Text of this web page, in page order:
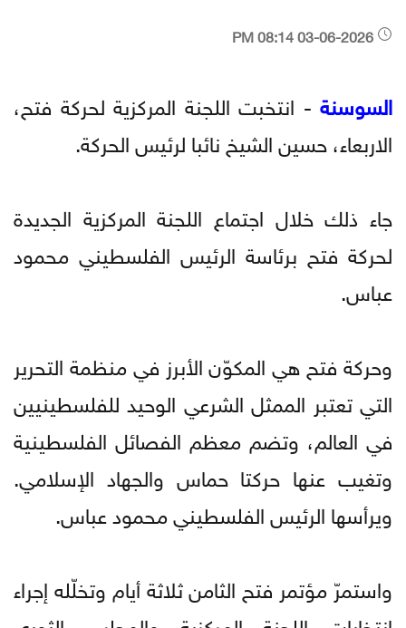
السوسنة - انتخبت اللجنة المركزية لحركة فتح،
الاربعاء، حسين الشيخ نائبا لرئيس الحركة.
جاء ذلك خلال اجتماع اللجنة المركزية الجديدة
لحركة فتح برئاسة الرئيس الفلسطيني محمود
عباس.
وحركة فتح هي المكوّن الأبرز في منظمة التحرير
التي تعتبر الممثل الشرعي الوحيد للفلسطينيين
في العالم، وتضم معظم الفصائل الفلسطينية
وتغيب عنها حركتا حماس والجهاد الإسلامي.
ويرأسها الرئيس الفلسطيني محمود عباس.
واستمرّ مؤتمر فتح الثامن ثلاثة أيام وتخلّله إجراء